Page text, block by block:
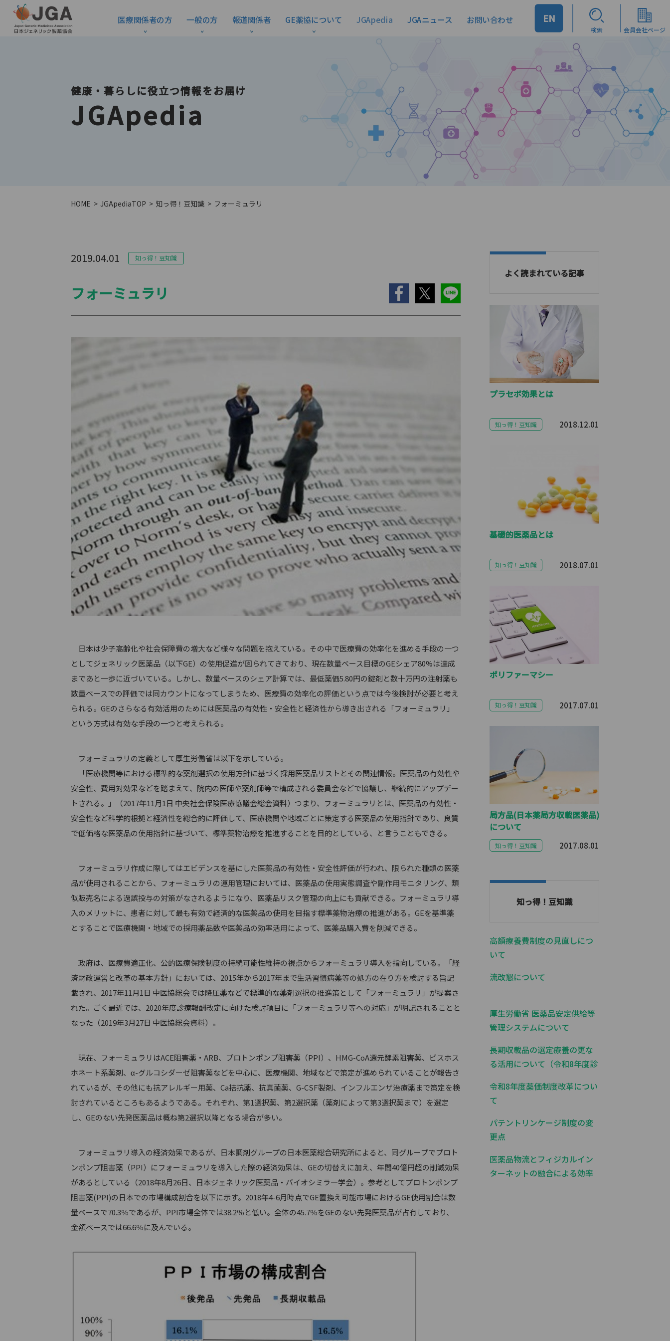
医療関係者の方 一般の方 報道関係者 GE薬協について JGApedia JGAニュース お問い合わせ EN
検索 会員会社ページ
健康・暮らしに役立つ情報をお届け
JGApedia
HOME JGApediaTOP 知っ得！豆知識 フォーミュラリ
2019.04.01 知っ得！豆知識
フォーミュラリ
日本は少子高齢化や社会保障費の増大など様々な問題を抱えている。その中で医療費の効率化を進める手段の一つ
としてジェネリック医薬品（以下GE）の使用促進が図られてきており、現在数量ベース目標のGEシェア80%は達成
まであと一歩に近づいている。しかし、数量ベースのシェア計算では、最低薬価5.80円の錠剤と数十万円の注射薬も
数量ベースでの評価では同カウントになってしまうため、医療費の効率化の評価という点では今後検討が必要と考え
られる。GEのさらなる有効活用のためには医薬品の有効性・安全性と経済性から導き出される「フォーミュラリ」
という方式は有効な手段の一つと考えられる。
フォーミュラリの定義として厚生労働省は以下を示している。
「医療機関等における標準的な薬剤選択の使用方針に基づく採用医薬品リストとその関連情報。医薬品の有効性や
安全性、費用対効果などを踏まえて、院内の医師や薬剤師等で構成される委員会などで協議し、継続的にアップデー
トされる。」（2017年11月1日 中央社会保険医療協議会総会資料）つまり、フォーミュラリとは、医薬品の有効性・
安全性など科学的根拠と経済性を総合的に評価して、医療機関や地域ごとに策定する医薬品の使用指針であり、良質
で低価格な医薬品の使用指針に基づいて、標準薬物治療を推進することを目的としている、と言うこともできる。
フォーミュラリ作成に際してはエビデンスを基にした医薬品の有効性・安全性評価が行われ、限られた種類の医薬
品が使用されることから、フォーミュラリの運用管理においては、医薬品の使用実態調査や副作用モニタリング、類
似販売名による過誤投与の対策がなされるようになり、医薬品リスク管理の向上にも貢献できる。フォーミュラリ導
入のメリットに、患者に対して最も有効で経済的な医薬品の使用を目指す標準薬物治療の推進がある。GEを基準薬
とすることで医療機関・地域での採用薬品数や医薬品の効率活用によって、医薬品購入費を削減できる。
政府は、医療費適正化、公的医療保険制度の持続可能性維持の視点からフォーミュラリ導入を指向している。「経
済財政運営と改革の基本方針」においては、2015年から2017年まで生活習慣病薬等の処方の在り方を検討する旨記
載され、2017年11月1日 中医協総会では降圧薬などで標準的な薬剤選択の推進策として「フォーミュラリ」が提案さ
れた。ごく最近では、2020年度診療報酬改定に向けた検討項目に「フォーミュラリ等への対応」が明記されることと
なった（2019年3月27日 中医協総会資料）。
現在、フォーミュラリはACE阻害薬・ARB、プロトンポンプ阻害薬（PPI）、HMG-CoA還元酵素阻害薬、ビスホス
ホネート系薬剤、α-グルコシダーゼ阻害薬などを中心に、医療機関、地域などで策定が進められていることが報告さ
れているが、その他にも抗アレルギー用薬、Ca拮抗薬、抗真菌薬、G-CSF製剤、インフルエンザ治療薬まで策定を検
討されているところもあるようである。それぞれ、第1選択薬、第2選択薬（薬剤によって第3選択薬まで）を選定
し、GEのない先発医薬品は概ね第2選択以降となる場合が多い。
フォーミュラリ導入の経済効果であるが、日本調剤グループの日本医薬総合研究所によると、同グループでプロト
ンポンプ阻害薬（PPI）にフォーミュラリを導入した際の経済効果は、GEの切替えに加え、年間40億円超の削減効果
があるとしている（2018年8月26日、日本ジェネリック医薬品・バイオシミラ―学会）。参考としてプロトンポンプ
阻害薬(PPI)の日本での市場構成割合を以下に示す。2018年4-6月時点でGE置換え可能市場におけるGE使用割合は数
量ベースで70.3％であるが、PPI市場全体では38.2％と低い。全体の45.7％をGEのない先発医薬品が占有しており、
金額ベースでは66.6％に及んでいる。
よく読まれている記事
プラセボ効果とは
知っ得！豆知識 2018.12.01
基礎的医薬品とは
知っ得！豆知識 2018.07.01
ポリファーマシー
知っ得！豆知識 2017.07.01
局方品(日本薬局方収載医薬品)
について
知っ得！豆知識 2017.08.01
知っ得！豆知識
高額療養費制度の見直しにつ
いて
流改懇について
厚生労働省 医薬品安定供給等
管理システムについて
長期収載品の選定療養の更な
る活用について（令和8年度診
令和8年度薬価制度改革につい
て
パテントリンケージ制度の変
更点
医薬品物流とフィジカルイン
ターネットの融合による効率